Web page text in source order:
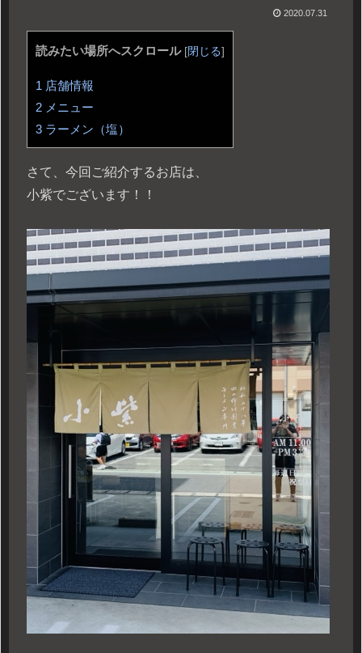
2020.07.31
読みたい場所へスクロール [閉じる]
1 店舗情報
2 メニュー
3 ラーメン（塩）
さて、今回ご紹介するお店は、
小紫でございます！！